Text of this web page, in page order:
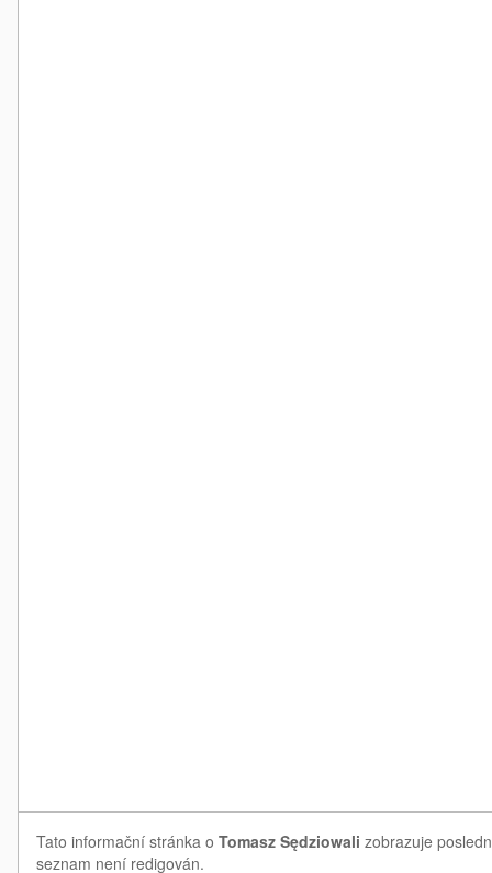
Tato informační stránka o Tomasz Sędziowali zobrazuje
seznam není redigován.